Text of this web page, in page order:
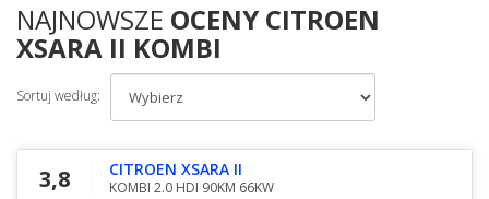
NAJNOWSZE OCENY CITROEN
XSARA II KOMBI
Sortuj według:
3,8 CITROEN XSARA II
KOMBI 2.0 HDI 90KM 66KW